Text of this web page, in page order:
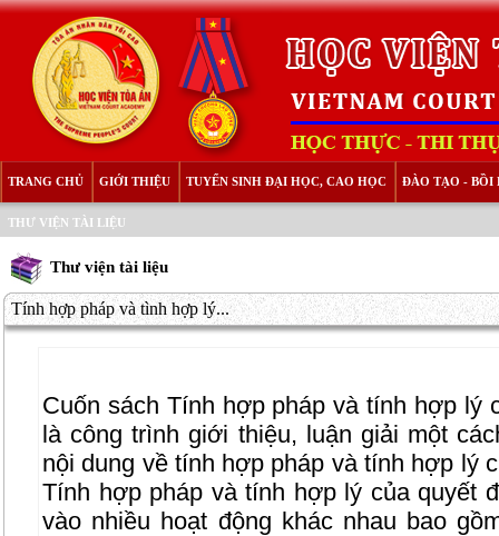
TRANG CHỦ GIỚI THIỆU TUYỂN SINH ĐẠI HỌC, CAO HỌC ĐÀO TẠO - BỒI
THƯ VIỆN TÀI LIỆU
Thư viện tài liệu
Tính hợp pháp và tình hợp lý...
Cuốn sách Tính hợp pháp và tính hợp lý
là công trình giới thiệu, luận giải một
nội dung về tính hợp pháp và tính hợp lý
Tính hợp pháp và tính hợp lý của quyết
vào nhiều hoạt động khác nhau bao